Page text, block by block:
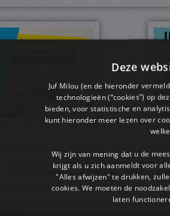
Downloaden van een pdf bestand kun
Zijn er meerdere werkbladen dan kun je
Deze
Juf Milou (en de hieronder
technologieën (“cookies”) op
bieden, voor statistische en
kunt hieronder meer lezen over
Wij zijn van mening dat u de
krijgt als u zich aanmeldt voor
"Alles afwijzen" te drukken,
cookies. We moeten de
laten